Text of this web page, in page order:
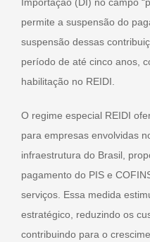
Importação (DI) no campo
permite a suspensão do
suspensão dessas
período de até cinco anos,
habilitação no REIDI.
O regime especial REIDI
para empresas envolvidas
infraestrutura do Brasil,
pagamento do PIS e
serviços. Essa medida
estratégico, reduzindo os
contribuindo para o